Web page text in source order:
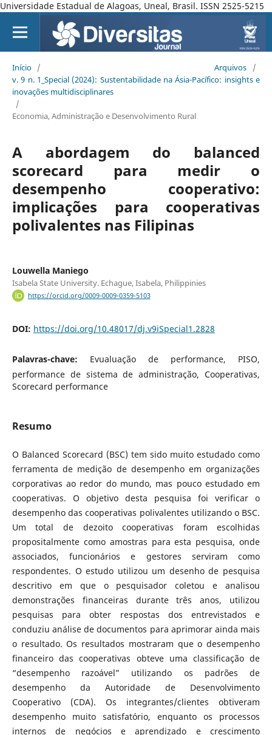
Universidade Estadual de Alagoas, Uneal, Brasil. ISSN 2525-5215
Início / Arquivos
/
v. 9 n. 1_Special (2024): Sustentabilidade na Ásia-Pacífico: insights e
inovações multidisciplinares
/
Economia, Administração e Desenvolvimento Rural
A abordagem do balanced
scorecard para medir o
desempenho cooperativo:
implicações para cooperativas
polivalentes nas Filipinas
Louwella Maniego
Isabela State University. Echague, Isabela, Philippinies
https://orcid.org/0009-0009-0359-5103
DOI: https://doi.org/10.48017/dj.v9iSpecial1.2828
Palavras-chave: Evualuação de performance, PISO,
performance de sistema de administração, Cooperativas,
Scorecard performance
Resumo
O Balanced Scorecard (BSC) tem sido muito estudado como
ferramenta de medição de desempenho em organizações
corporativas ao redor do mundo, mas pouco estudado em
cooperativas. O objetivo desta pesquisa foi verificar o
desempenho das cooperativas polivalentes utilizando o BSC.
Um total de dezoito cooperativas foram escolhidas
propositalmente como amostras para esta pesquisa, onde
associados, funcionários e gestores serviram como
respondentes. O estudo utilizou um desenho de pesquisa
descritivo em que o pesquisador coletou e analisou
demonstrações financeiras durante três anos, utilizou
pesquisas para obter respostas dos entrevistados e
conduziu análise de documentos para aprimorar ainda mais
o resultado. Os resultados mostraram que o desempenho
financeiro das cooperativas obteve uma classificação de
“desempenho razoável” utilizando os padrões de
desempenho da Autoridade de Desenvolvimento
Cooperativo (CDA). Os integrantes/clientes obtiveram
desempenho muito satisfatório, enquanto os processos
internos de negócios e aprendizado e crescimento